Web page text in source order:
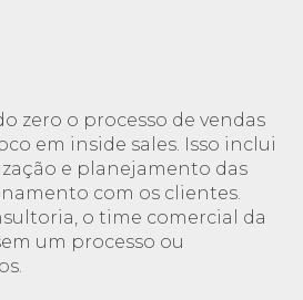
zero o processo de vendas
em inside sales. Isso inclui
e planejamento das
com os clientes.
o time comercial da
um processo ou